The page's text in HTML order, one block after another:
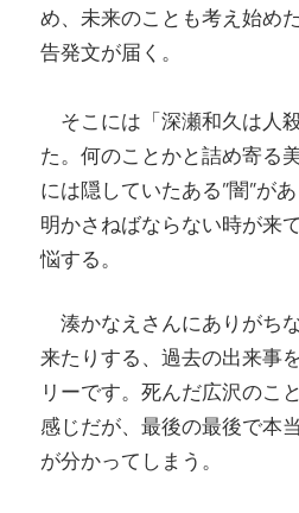
め、未来のことも考え始め
告発文が届く。
そこには「深瀬和久は人
た。何のことかと詰め寄る
には隠していたある”闇”が
明かさねばならない時が来
悩する。
湊かなえさんにありがち
来たりする、過去の出来事
リーです。死んだ広沢のこ
感じだが、最後の最後で本
が分かってしまう。